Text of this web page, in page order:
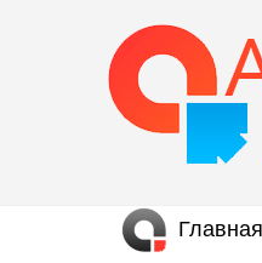
Главная